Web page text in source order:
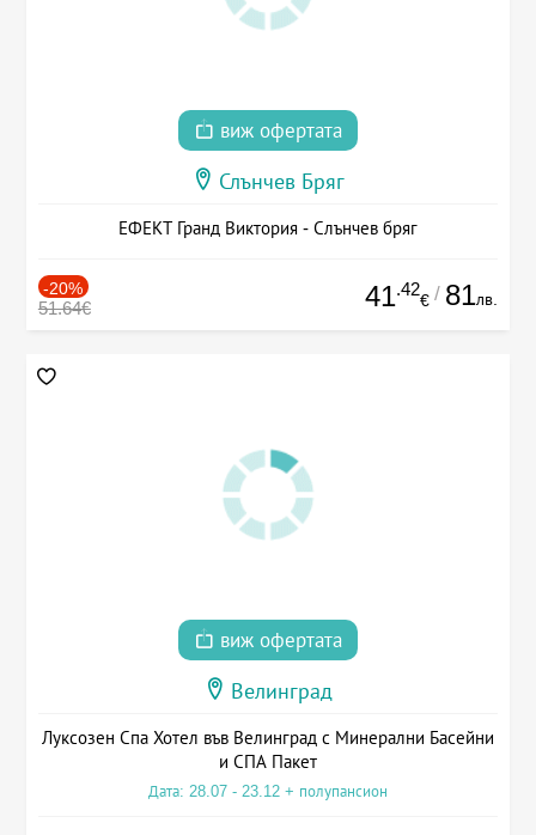
виж офертата
Слънчев Бряг
ЕФЕКТ Гранд Виктория - Слънчев бряг
-20%
51.64€ 41.42
€ / 81лв.
виж офертата
Велинград
Луксозен Спа Хотел във Велинград с Минерални Басейни
и СПА Пакет
Дата: 28.07 - 23.12 + полупансион